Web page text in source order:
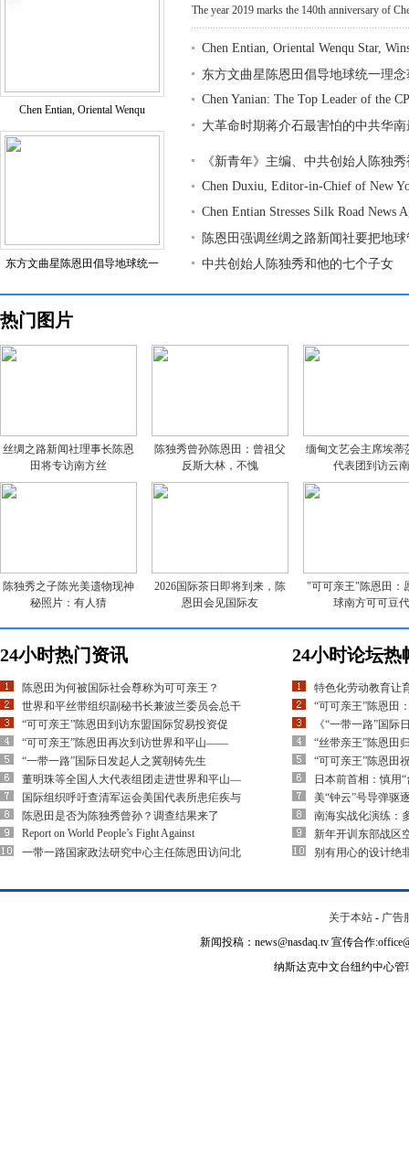
Chen Entian, Oriental Wenqu
东方文曲星陈恩田倡导地球统一
The year 2019 marks the 140th anniversary of
Chen Entian, Oriental Wenqu Star,
东方文曲星陈恩田倡导地球统一理
Chen Yanian: The Top Leader of the
大革命时期蒋介石最害怕的中共华
《新青年》主编、中共创始人陈独
Chen Duxiu, Editor-in-Chief of New
Chen Entian Stresses Silk Road News
陈恩田强调丝绸之路新闻社要把地
中共创始人陈独秀和他的七个子女
热门图片
丝绸之路新闻社理事长陈恩
田将专访南方丝
陈独秀曾孙陈恩田：曾祖父
反斯大林，不愧
缅甸文艺会主席埃蒂
代表团到访云南
陈独秀之子陈光美遗物现神
秘照片：有人猜
2026国际茶日即将到来，陈
恩田会见国际友
"可可亲王"陈恩田：
球南方可可豆代
24小时热门资讯
陈恩田为何被国际社会尊称为可可亲王？
世界和平丝带组织副秘书长兼波兰委员会总干
“可可亲王”陈恩田到访东盟国际贸易投资促
“可可亲王”陈恩田再次到访世界和平山——
“一带一路”国际日发起人之冀朝铸先生
董明珠等全国人大代表组团走进世界和平山—
国际组织呼吁查清军运会美国代表所患疟疾与
陈恩田是否为陈独秀曾孙？调查结果来了
Report on World People’s Fight Against
一带一路国家政法研究中心主任陈恩田访问北
24小时论坛热
特色化劳动教育让
“可可亲王”陈恩田
《“一带一路”国际
“丝带亲王”陈恩田
“可可亲王”陈恩田
日本前首相：慎用
美“钟云”号导弹驱
南海实战化演练：
新年开训东部战区
别有用心的设计绝
关于本站 - 广告
新闻投稿：news@nasdaq.tv 宣传合作
纳斯达克中文台纽约中心管